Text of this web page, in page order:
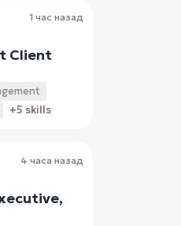
1 час назад
Client
+5 skills
4 часа назад